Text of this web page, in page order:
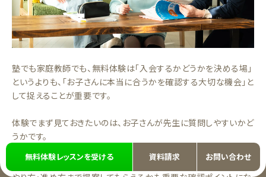
塾でも家庭教師でも、無料体験は「入会するかどうかを決める場」
というよりも、「お子さんに本当に合うかを確認する大切な機会」と
して捉えることが重要です。
体験でまず見ておきたいのは、お子さんが先生に質問しやすいかど
うかです。
どこでつまずいているかを具体的に言語化してもらえるか、勉強の
無料体験レッスンを受ける 資料請求 お問い合わせ